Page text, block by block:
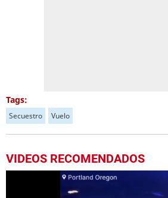
Tags:
Secuestro Vuelo
VIDEOS RECOMENDADOS